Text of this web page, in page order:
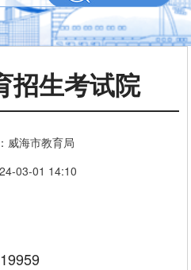
招生考试院
威海市教育局
03-01 14:10